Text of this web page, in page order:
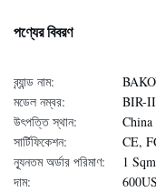
পণ্যের বিবরণ
ব্র্যান্ড নাম:
মডেল নম্বর:
BIR-II
উৎপত্তি স্থান:
China
সার্টিফিকেশন:
CE,
ন্যূনতম অর্ডার পরিমাণ:
1 Sqm
দাম: